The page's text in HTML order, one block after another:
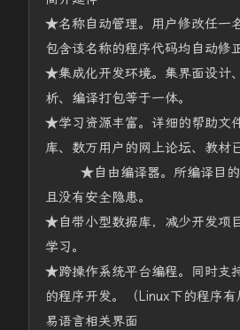
★名称自动管理。用户修改任一
包含该名称的程序代码均自动修正
★集成化开发环境。集界面设计
析、编译打包等于一体。
★学习资源丰富。详细的帮助文
库、数万用户的网上论坛、教材
★自由编译器。所编译目的
且没有安全隐患。
★自带小型数据库，减少开发项
学习。
★跨操作系统平台编程。同时支
的程序开发。（Linux下的程序有
易语言相关界面